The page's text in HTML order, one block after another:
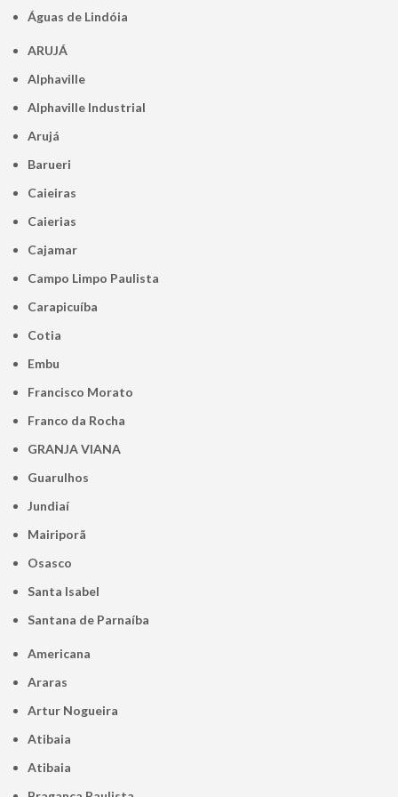
Águas de Lindóia
ARUJÁ
Alphaville
Alphaville Industrial
Arujá
Barueri
Caieiras
Caierias
Cajamar
Campo Limpo Paulista
Carapicuíba
Cotia
Embu
Francisco Morato
Franco da Rocha
GRANJA VIANA
Guarulhos
Jundiaí
Mairiporã
Osasco
Santa Isabel
Santana de Parnaíba
Americana
Araras
Artur Nogueira
Atibaia
Atibaia